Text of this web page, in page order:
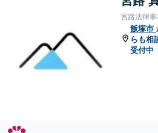
宮路法律
飯塚市
らも相
受付中